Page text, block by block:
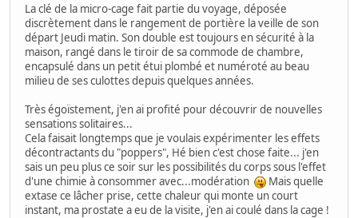
La clé de la micro-cage fait partie du voyage, déposée
discrètement dans le rangement de portière la veille de son
départ Jeudi matin. Son double est toujours en sécurité à la
maison, rangé dans le tiroir de sa commode de chambre,
encapsulé dans un petit étui plombé et numéroté au beau
milieu de ses culottes depuis quelques années.
Très égoïstement, j'en ai profité pour découvrir de nouvelles
sensations solitaires...
Cela faisait longtemps que je voulais expérimenter les effets
décontractants du "poppers", Hé bien c'est chose faite... j'en
sais un peu plus ce soir sur les possibilités du corps sous l'effet
d'une chimie à consommer avec...modération
Mais quelle
extase ce lâcher prise, cette chaleur qui monte un court
instant, ma prostate a eu de la visite, j'en ai coulé dans la cage !